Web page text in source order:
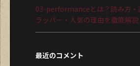
03-performanceとは？読み方・
ラッパー・人気の理由を徹底解説
最近のコメント